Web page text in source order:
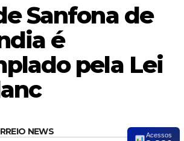
Sanfona de
é
pela Lei
NEWS Acessos